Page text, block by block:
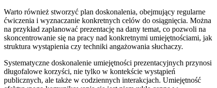
Warto również stworzyć plan doskonalenia, obejmujący regularne
ćwiczenia i wyznaczanie konkretnych celów do osiągnięcia. Można
na przykład zaplanować prezentację na dany temat, co pozwoli na
skoncentrowanie się na pracy nad konkretnymi umiejętnościami, jak
struktura wystąpienia czy techniki angażowania słuchaczy.
Systematyczne doskonalenie umiejętności prezentacyjnych przynosi
długofalowe korzyści, nie tylko w kontekście wystąpień
publicznych, ale także w codziennych interakcjach. Umiejętność